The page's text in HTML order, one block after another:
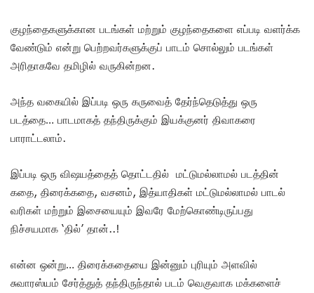
குழந்தைகளுக்கான படங்கள் மற்றும் குழந்தைகளை எப்படி வளர்க்க
வேண்டும் என்று பெற்றவர்களுக்குப் பாடம் சொல்லும் படங்கள்
அரிதாகவே தமிழில் வருகின்றன.
அந்த வகையில் இப்படி ஒரு கருவைத் தேர்ந்தெடுத்து ஒரு
படத்தை… பாடமாகத் தந்திருக்கும் இயக்குனர் திவாகரை
பாராட்டலாம்.
இப்படி ஒரு விஷயத்தைத் தொட்டதில் மட்டுமல்லாமல் படத்தின்
கதை, திரைக்கதை, வசனம், இத்யாதிகள் மட்டுமல்லாமல் பாடல்
வரிகள் மற்றும் இசையையும் இவரே மேற்கொண்டிருப்பது
நிச்சயமாக ‘தில்’ தான்..!
என்ன ஒன்று… திரைக்கதையை இன்னும் புரியும் அளவில்
சுவாரஸ்யம் சேர்த்துத் தந்திருந்தால் படம் வெகுவாக மக்களைச்